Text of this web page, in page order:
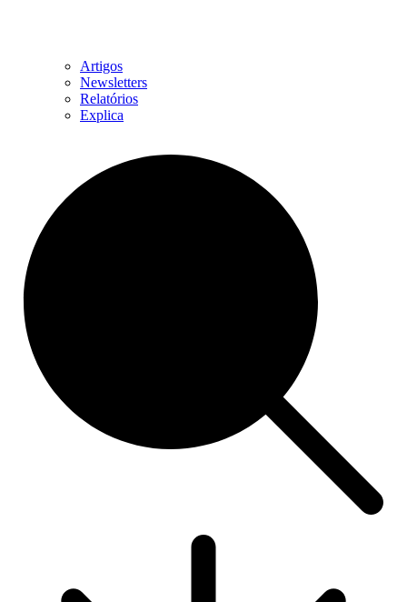
Artigos
Newsletters
Relatórios
Explica